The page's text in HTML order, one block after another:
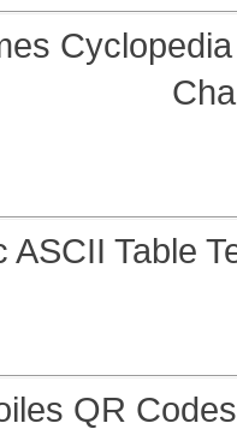
ASCII Table
QR Codes